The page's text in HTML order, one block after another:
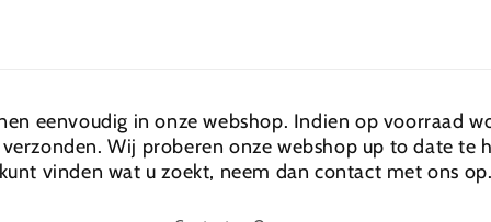
eenvoudig in onze webshop. Indien op voorraad
Wij proberen onze webshop up to date te
vinden wat u zoekt, neem dan contact met ons